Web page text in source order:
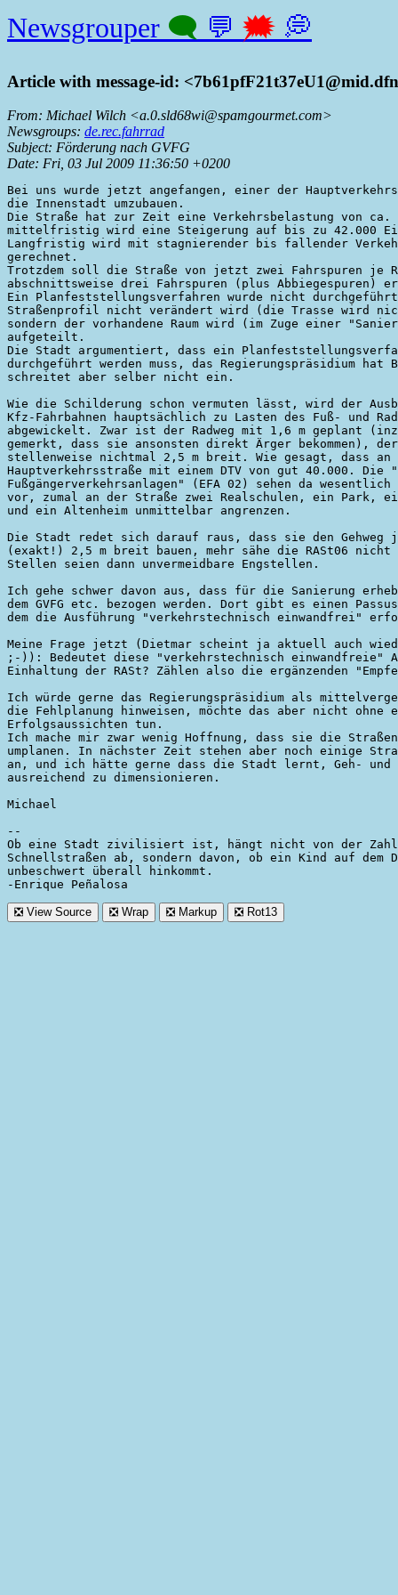
Newsgrouper 🗨 💬 🗯 💭
Article with message-id: <
From: Michael Wilch <a.0.sld68wi@spamgourmet.com>
Newsgroups: de.rec.fahrrad
Subject: Förderung nach GVFG
Date: Fri, 03 Jul 2009 11:36:50 +0200
Bei uns wurde jetzt angefangen, einer der
die Innenstadt umzubauen.
Die Straße hat zur Zeit eine Verkehrsbelastung von
mittelfristig wird eine Steigerung auf bis zu 42.000
Langfristig wird mit stagnierender bis fallender
gerechnet.
Trotzdem soll die Straße von jetzt zwei Fahrspuren je
abschnittsweise drei Fahrspuren (plus Abbiegespuren)
Ein Planfeststellungsverfahren wurde nicht
Straßenprofil nicht verändert wird (die Trasse wird
sondern der vorhandene Raum wird (im Zuge einer
aufgeteilt.
Die Stadt argumentiert, dass ein
durchgeführt werden muss, das Regierungspräsidium hat
schreitet aber selber nicht ein.
Wie die Schilderung schon vermuten lässt, wird der
Kfz-Fahrbahnen hauptsächlich zu Lasten des Fuß- und
abgewickelt. Zwar ist der Radweg mit 1,6 m geplant
gemerkt, dass sie ansonsten direkt Ärger bekommen),
stellenweise nichtmal 2,5 m breit. Wie gesagt, dass
Hauptverkehrsstraße mit einem DTV von gut 40.000. Die
Fußgängerverkehrsanlagen" (EFA 02) sehen da
vor, zumal an der Straße zwei Realschulen, ein Park,
und ein Altenheim unmittelbar angrenzen.
Die Stadt redet sich darauf raus, dass sie den Gehweg
(exakt!) 2,5 m breit bauen, mehr sähe die RASt06
Stellen seien dann unvermeidbare Engstellen.
Ich gehe schwer davon aus, dass für die Sanierung
dem GVFG etc. bezogen werden. Dort gibt es einen
dem die Ausführung "verkehrstechnisch einwandfrei"
Meine Frage jetzt (Dietmar scheint ja aktuell auch
;-)): Bedeutet diese "verkehrstechnisch einwandfreie"
Einhaltung der RASt? Zählen also die ergänzenden
Ich würde gerne das Regierungspräsidium als
die Fehlplanung hinweisen, möchte das aber nicht ohne
Erfolgsaussichten tun.
Ich mache mir zwar wenig Hoffnung, dass sie die
umplanen. In nächster Zeit stehen aber noch einige
an, und ich hätte gerne dass die Stadt lernt, Geh- und
ausreichend zu dimensionieren.
Michael
--
Ob eine Stadt zivilisiert ist, hängt nicht von der
Schnellstraßen ab, sondern davon, ob ein Kind auf dem
unbeschwert überall hinkommt.